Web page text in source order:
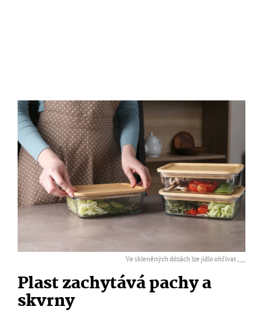
Ve skleněných dózách lze jídlo ohřívat ,...
Plast zachytává pachy a
skvrny